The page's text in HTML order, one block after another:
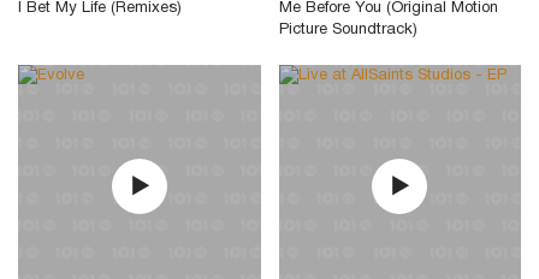
I Bet My Life (Remixes)
Me Before You (Original Motion
Picture Soundtrack)